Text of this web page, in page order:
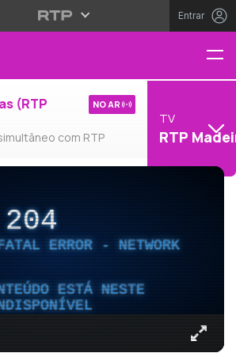
Entrar
(RTP
com RTP
NO AR
TV
RTP
204
ERROR - NETWORK
ESTÁ NESTE